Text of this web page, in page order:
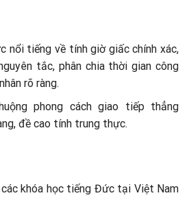
nổi tiếng về tính giờ giấc chính xác,
tắc, phân chia thời gian công
rõ ràng.
phong cách giao tiếp thẳng
đề cao tính trung thực.
khóa học tiếng Đức tại Việt Nam